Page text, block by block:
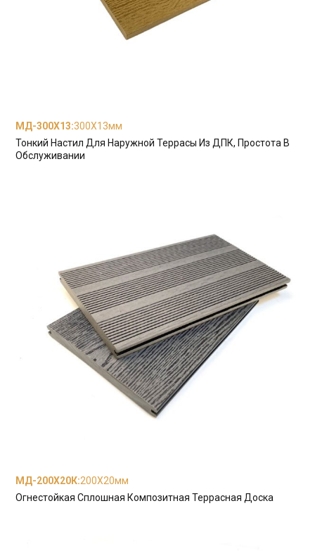
МД-300X13:300X13мм
Тонкий Настил Для Наружной Террасы Из ДПК, Простота В
Обслуживании
МД-200Х20К:200X20мм
Огнестойкая Сплошная Композитная Террасная Доска